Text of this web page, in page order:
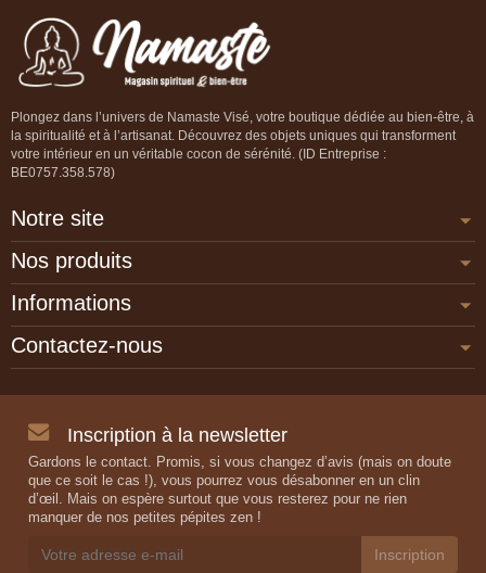
Les pierres rouléespeuvent aussi être
placées dans une géode d’améthyste
rechargernaturellement. Véritablespierres de
qualité, elles témoignent dupouvoir des
pierresà restaurer la paix intérieure, à dissiper
les
peurs
Plongez dans l’univers de Namaste Visé, votre boutique dédiée au bien-être, à
la spiritualité et à l’artisanat. Découvrez des objets uniques qui transforment
votre intérieur en un véritable cocon de sérénité. (ID Entreprise :
BE0757.358.578)
Notre site
Nos produits
Informations
Contactez-nous
Inscription à la newsletter
Gardons le contact. Promis, si vous changez d’avis (mais on doute
que ce soit le cas !), vous pourrez vous désabonner en un clin
d’œil. Mais on espère surtout que vous resterez pour ne rien
manquer de nos petites pépites zen !